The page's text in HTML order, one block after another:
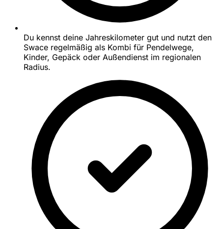
Du kennst deine Jahreskilometer gut und nutzt den
Swace regelmäßig als Kombi für Pendelwege,
Kinder, Gepäck oder Außendienst im regionalen
Radius.